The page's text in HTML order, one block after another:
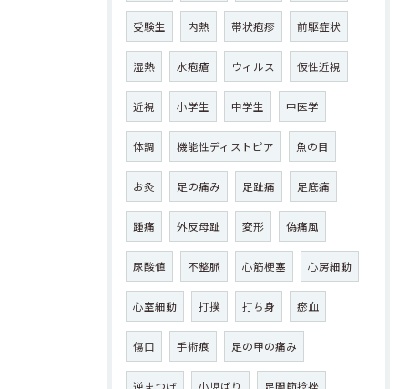
受験生 内熱 帯状疱疹 前駆症状
湿熱 水疱瘡 ウィルス 仮性近視
近視 小学生 中学生 中医学
体調 機能性ディストピア 魚の目
お灸 足の痛み 足趾痛 足底痛
踵痛 外反母趾 変形 偽痛風
尿酸値 不整脈 心筋梗塞 心房細動
心室細動 打撲 打ち身 瘀血
傷口 手術痕 足の甲の痛み